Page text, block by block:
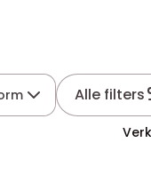
Alle filters